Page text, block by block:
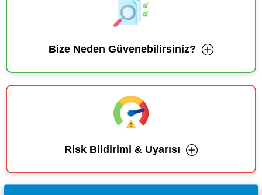
Bize Neden Güvenebilirsiniz?
Risk Bildirimi & Uyarısı